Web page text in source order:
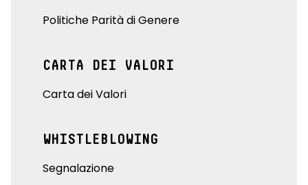
Politiche Parità di Genere
CARTA DEI VALORI
Carta dei Valori
WHISTLEBLOWING
Segnalazione